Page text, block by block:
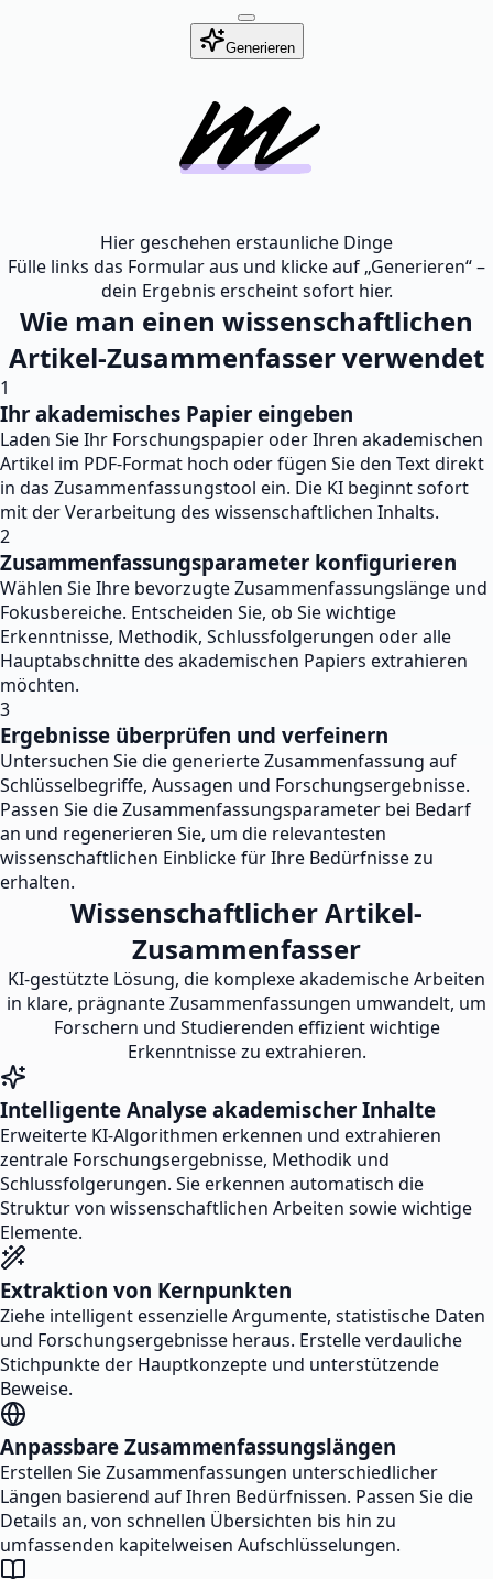
Generieren
Hier geschehen erstaunliche Dinge
Fülle links das Formular aus und klicke auf „Generieren“ –
dein Ergebnis erscheint sofort hier.
Wie man einen wissenschaftlichen
Artikel-Zusammenfasser verwendet
1
Ihr akademisches Papier eingeben
Laden Sie Ihr Forschungspapier oder Ihren akademischen
Artikel im PDF-Format hoch oder fügen Sie den Text direkt
in das Zusammenfassungstool ein. Die KI beginnt sofort
mit der Verarbeitung des wissenschaftlichen Inhalts.
2
Zusammenfassungsparameter konfigurieren
Wählen Sie Ihre bevorzugte Zusammenfassungslänge und
Fokusbereiche. Entscheiden Sie, ob Sie wichtige
Erkenntnisse, Methodik, Schlussfolgerungen oder alle
Hauptabschnitte des akademischen Papiers extrahieren
möchten.
3
Ergebnisse überprüfen und verfeinern
Untersuchen Sie die generierte Zusammenfassung auf
Schlüsselbegriffe, Aussagen und Forschungsergebnisse.
Passen Sie die Zusammenfassungsparameter bei Bedarf
an und regenerieren Sie, um die relevantesten
wissenschaftlichen Einblicke für Ihre Bedürfnisse zu
erhalten.
Wissenschaftlicher Artikel-
Zusammenfasser
KI-gestützte Lösung, die komplexe akademische Arbeiten
in klare, prägnante Zusammenfassungen umwandelt, um
Forschern und Studierenden effizient wichtige
Erkenntnisse zu extrahieren.
Intelligente Analyse akademischer Inhalte
Erweiterte KI-Algorithmen erkennen und extrahieren
zentrale Forschungsergebnisse, Methodik und
Schlussfolgerungen. Sie erkennen automatisch die
Struktur von wissenschaftlichen Arbeiten sowie wichtige
Elemente.
Extraktion von Kernpunkten
Ziehe intelligent essenzielle Argumente, statistische Daten
und Forschungsergebnisse heraus. Erstelle verdauliche
Stichpunkte der Hauptkonzepte und unterstützende
Beweise.
Anpassbare Zusammenfassungslängen
Erstellen Sie Zusammenfassungen unterschiedlicher
Längen basierend auf Ihren Bedürfnissen. Passen Sie die
Details an, von schnellen Übersichten bis hin zu
umfassenden kapitelweisen Aufschlüsselungen.